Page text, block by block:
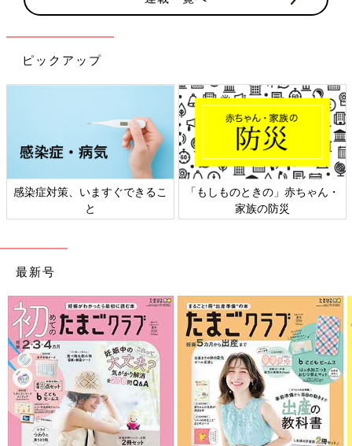
ピックアップ
ちゃん・
日本外来小児科学会リーフレッ
六星占術 細木かおり
最新号